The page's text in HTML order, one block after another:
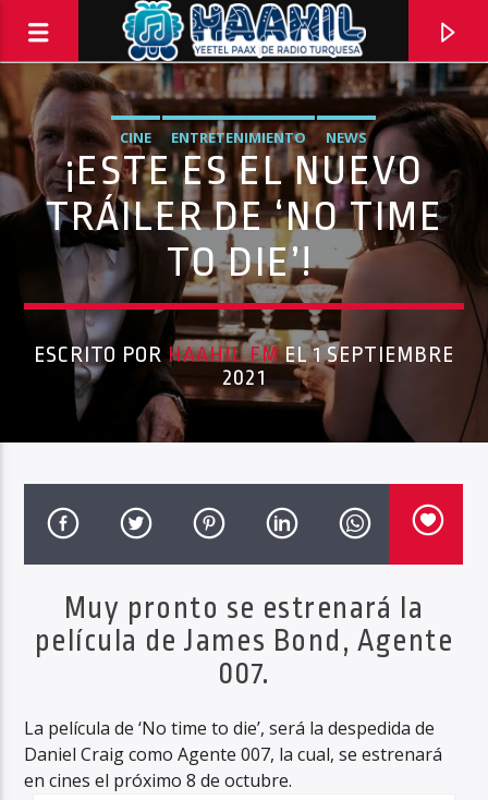
PROGRAMA ACTUAL
INFORMATIVO TURQUESA – 1RA EMISIÓN
Haahil FM
CINE ENTRETENIMIENTO NEWS
¡ESTE ES EL NUEVO
TRÁILER DE ‘NO TIME
TO DIE’!
ESCRITO PORHAAHIL FMEL 1 SEPTIEMBRE
2021
Muy pronto se estrenará la
película de James Bond, Agente
007.
La película de ‘No time to die’, será la despedida de
Daniel Craig como Agente 007, la cual, se estrenará
en cines el próximo 8 de octubre.